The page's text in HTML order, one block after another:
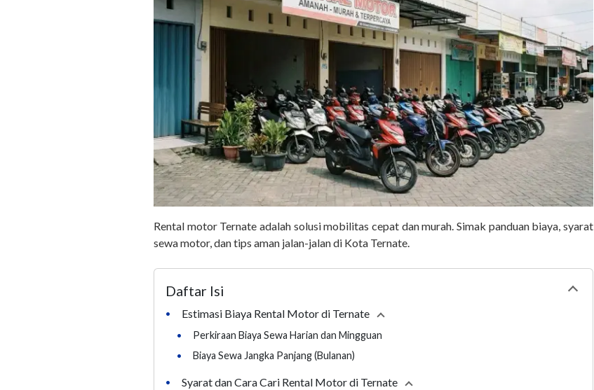
Rental motor Ternate adalah solusi mobilitas cepat dan murah. Simak panduan biaya, syarat
sewa motor, dan tips aman jalan-jalan di Kota Ternate.
Daftar Isi
•
Estimasi Biaya Rental Motor di Ternate Collapse
•
Perkiraan Biaya Sewa Harian dan Mingguan
•
Biaya Sewa Jangka Panjang (Bulanan)
• Syarat dan Cara Cari Rental Motor di Ternate Collapse